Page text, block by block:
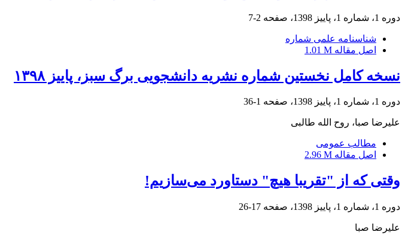
دوره 1، شماره 1، پاییز 1398، صفحه 2-7
شناسنامه علمی شماره
اصل مقاله 1.01 M
نسخه کامل نخستین شماره نشریه دانشجویی برگ سبز، پاییز ۱۳۹۸
دوره 1، شماره 1، پاییز 1398، صفحه 1-36
علیرضا صبا، روح الله طالبی
مطالب عمومی
اصل مقاله 2.96 M
وقتی که از "تقریبا هیچ" دستاورد می‌سازیم!
دوره 1، شماره 1، پاییز 1398، صفحه 17-26
علیرضا صبا